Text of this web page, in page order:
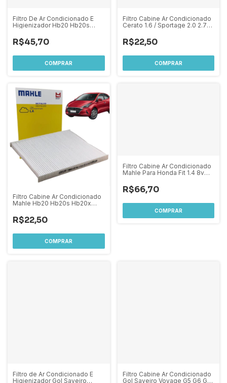
Filtro De Ar Condicionado E
Higienizador Hb20 Hb20s
Tucson 2.0
R$45,70
Filtro Cabine Ar Condicionado
Cerato 1.6 / Sportage 2.0 2.7
R$22,50
Filtro Cabine Ar Condicionado
Mahle Hb20 Hb20s Hb20x
R$22,50
Filtro Cabine Ar Condicionado
Mahle Para Honda Fit 1.4 8v
R$66,70
Filtro de Ar Condicionado E
Higienizador Gol Saveiro
Filtro Cabine Ar Condicionado
Gol Saveiro Voyage G5 G6 G7